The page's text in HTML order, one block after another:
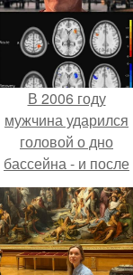
В 2006 году
мужчина ударился
головой о дно
бассейна - и после
этого его жизнь
изменилась самым
странным образом.